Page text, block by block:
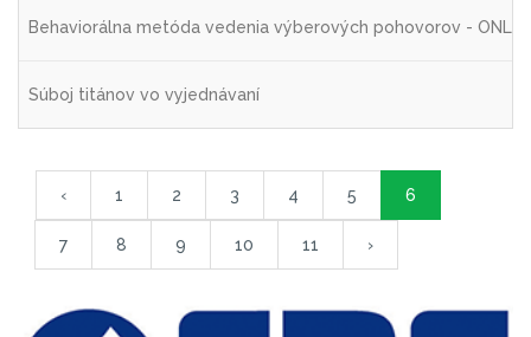
Behaviorálna metóda vedenia výberových pohovorov -
Súboj titánov vo vyjednávaní
‹ 1 2 3 4 5 6
7 8 9 10 11 ›